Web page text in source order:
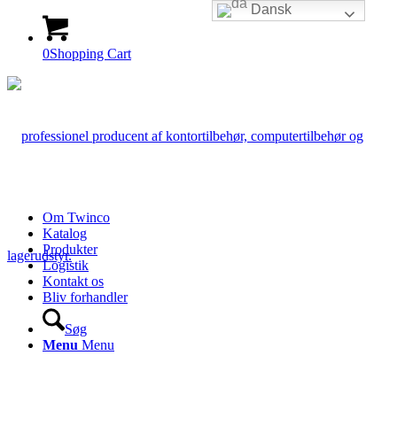
0Shopping Cart
Om Twinco
Katalog
Produkter
Logistik
Kontakt os
Bliv forhandler
Søg
Menu Menu
Dansk